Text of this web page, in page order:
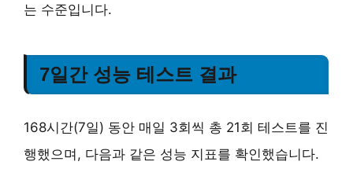
는 수준입니다.
7일간 성능 테스트 결과
168시간(7일) 동안 매일 3회씩 총 21회 테스트를 진
행했으며, 다음과 같은 성능 지표를 확인했습니다.